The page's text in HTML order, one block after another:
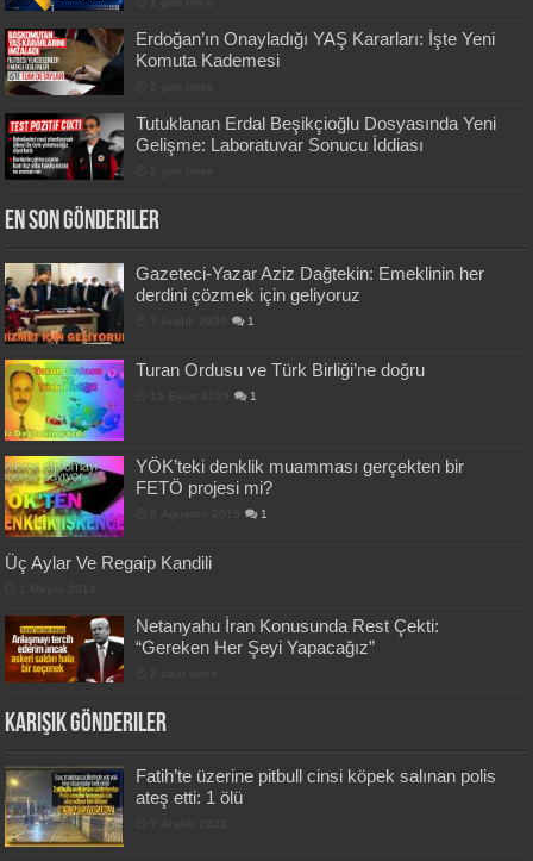
Erdoğan’ın Onayladığı YAŞ Kararları: İşte Yeni
Komuta Kademesi
Tutuklanan Erdal Beşikçioğlu Dosyasında Yeni
Gelişme: Laboratuvar Sonucu İddiası
En Son Gönderiler
Gazeteci-Yazar Aziz Dağtekin: Emeklinin her
derdini çözmek için geliyoruz
1
Turan Ordusu ve Türk Birliği’ne doğru
1
YÖK’teki denklik muamması gerçekten bir
FETÖ projesi mi?
1
Üç Aylar Ve Regaip Kandili
Netanyahu İran Konusunda Rest Çekti:
“Gereken Her Şeyi Yapacağız”
Karışık Gönderiler
Fatih’te üzerine pitbull cinsi köpek salınan polis
ateş etti: 1 ölü